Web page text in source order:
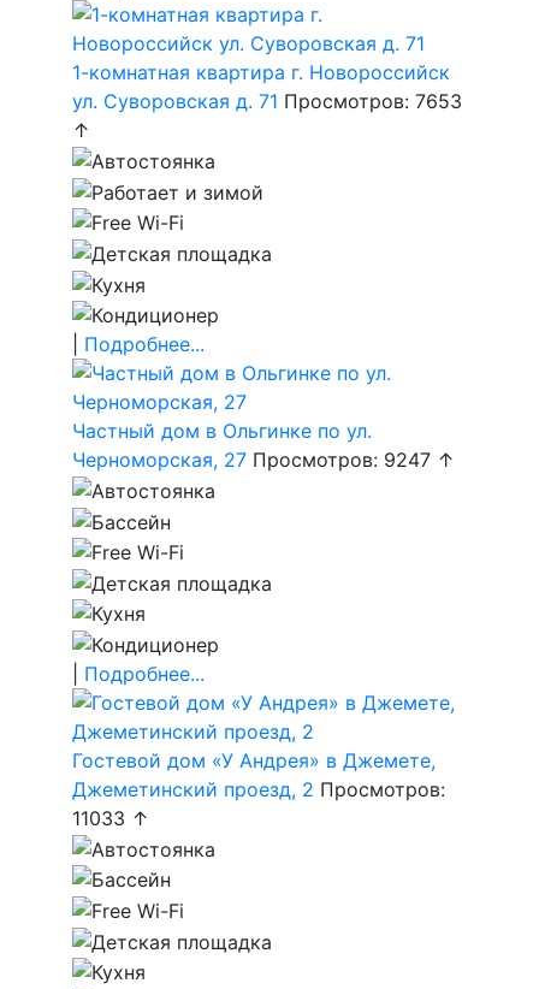
1-комнатная квартира г. Новороссийск
ул. Суворовская д. 71 Просмотров: 7653
↑
Подробнее...
Частный дом в Ольгинке по ул.
Черноморская, 27 Просмотров: 9247 ↑
Подробнее...
Гостевой дом «У Андрея» в Джемете,
Джеметинский проезд, 2 Просмотров:
11033 ↑